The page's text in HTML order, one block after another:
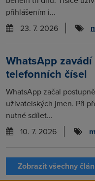
přihlášením i...
23. 7. 2026
WhatsApp
telefonních čísel
WhatsApp začal
uživatelských jmen. Při
nutné sdílet...
10. 7. 2026
Zobrazit všechny